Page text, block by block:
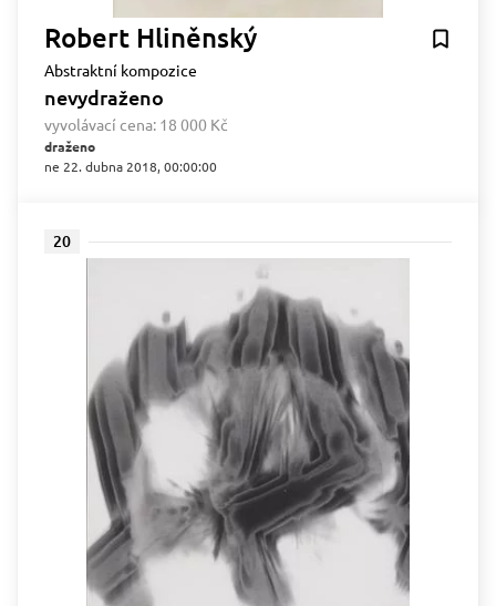
Robert Hliněnský
Abstraktní kompozice
nevydraženo
vyvolávací cena: 18 000 Kč
draženo
ne 22. dubna 2018, 00:00:00
20